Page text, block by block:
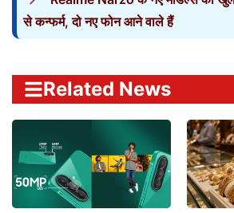
से कन्फर्म, दो नए फोन आने वाले हैं
Related News